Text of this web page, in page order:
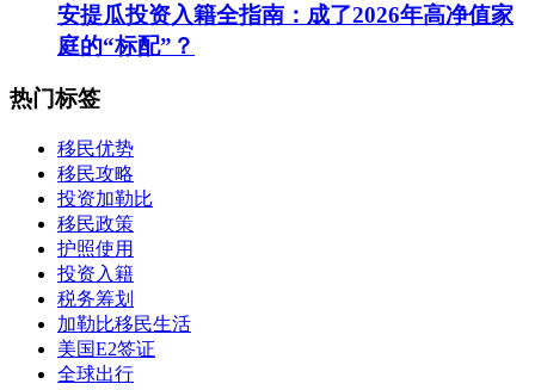
安提瓜投资入籍全指南：成了2026年高净值家
庭的“标配”？
热门标签
移民优势
移民攻略
投资加勒比
移民政策
护照使用
投资入籍
税务筹划
加勒比移民生活
美国E2签证
全球出行